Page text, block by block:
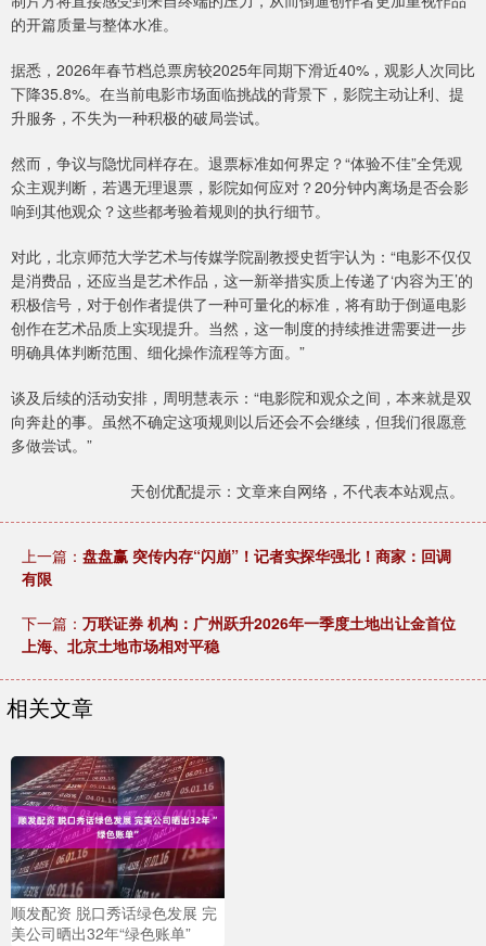
的开篇质量与整体水准。
据悉，2026年春节档总票房较2025年同期下滑近40%，观影人次同比
下降35.8%。在当前电影市场面临挑战的背景下，影院主动让利、提
升服务，不失为一种积极的破局尝试。
然而，争议与隐忧同样存在。退票标准如何界定？“体验不佳”全凭观
众主观判断，若遇无理退票，影院如何应对？20分钟内离场是否会影
响到其他观众？这些都考验着规则的执行细节。
对此，北京师范大学艺术与传媒学院副教授史哲宇认为：“电影不仅仅
是消费品，还应当是艺术作品，这一新举措实质上传递了‘内容为王’的
积极信号，对于创作者提供了一种可量化的标准，将有助于‌倒逼电影
创作在艺术品质上实现提升‌。当然，这一制度的持续推进需要进一步
明确具体判断范围、细化操作流程等方面。”
谈及后续的活动安排，周明慧表示：“电影院和观众之间，本来就是双
向奔赴的事。虽然不确定这项规则以后还会不会继续，但我们很愿意
多做尝试。”
天创优配提示：文章来自网络，不代表本站观点。
上一篇： 盘盘赢 突传内存“闪崩”！记者实探华强北！商家：回调
有限
下一篇： 万联证券 机构：广州跃升2026年一季度土地出让金首位
上海、北京土地市场相对平稳
相关文章
顺发配资 脱口秀话绿色发展 完
美公司晒出32年“绿色账单”